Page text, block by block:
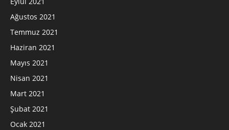
Ağustos 2021
Temmuz 2021
Haziran 2021
Mayıs 2021
Nisan 2021
Mart 2021
Şubat 2021
Ocak 2021